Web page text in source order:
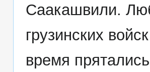
Саакашвили.
грузинских
время